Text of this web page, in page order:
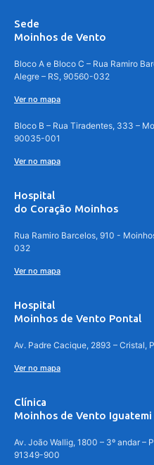
Sede
Moinhos de Vento
Bloco A e Bloco C – Rua Ramiro
Alegre – RS, 90560-032
Ver no mapa
Bloco B – Rua Tiradentes, 333 –
90035-001
Ver no mapa
Hospital
do Coração Moinhos
Rua Ramiro Barcelos, 910 -
032
Ver no mapa
Hospital
Moinhos de Vento Pontal
Av. Padre Cacique, 2893 – Cristal,
Ver no mapa
Clínica
Moinhos de Vento Iguatemi
Av. João Wallig, 1800 – 3º andar –
91349-900